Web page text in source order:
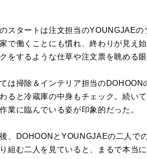
のスタートは注文担当のYOUNGJAEの
で働くことにも慣れ、終わりが見え
をするような仕草や注文票を眺める
は掃除＆インテリア担当のDOHOON
ると冷蔵庫の中身もチェック。 続い
業に臨んでいる姿が印象的だった。
、 DOHOONとYOUNGJAEの二人で
組む二人を見ていると、
まるで本当